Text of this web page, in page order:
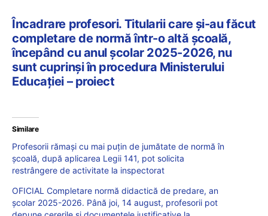
Încadrare profesori. Titularii care și-au făcut
completare de normă într-o altă școală,
începând cu anul școlar 2025-2026, nu
sunt cuprinși în procedura Ministerului
Educației – proiect
Similare
Profesorii rămași cu mai puțin de jumătate de normă în
școală, după aplicarea Legii 141, pot solicita
restrângere de activitate la inspectorat
OFICIAL Completare normă didactică de predare, an
școlar 2025-2026. Până joi, 14 august, profesorii pot